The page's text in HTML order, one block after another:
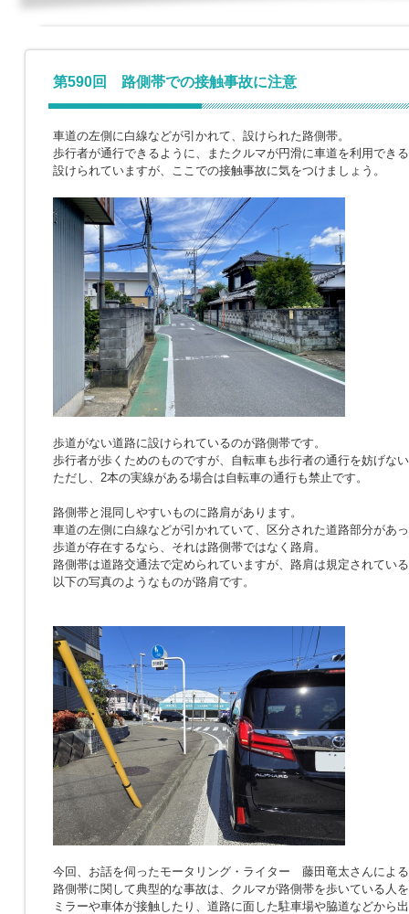
第590回 路側帯での接触事故に注意
車道の左側に白線などが引かれて、設けられた路側帯。
歩行者が通行できるように、またクルマが円滑に車道を利用でき
設けられていますが、ここでの接触事故に気をつけましょう。
歩道がない道路に設けられているのが路側帯です。
歩行者が歩くためのものですが、自転車も歩行者の通行を妨げな
ただし、2本の実線がある場合は自転車の通行も禁止です。
路側帯と混同しやすいものに路肩があります。
車道の左側に白線などが引かれていて、区分された道路部分があ
歩道が存在するなら、それは路側帯ではなく路肩。
路側帯は道路交通法で定められていますが、路肩は規定されてい
以下の写真のようなものが路肩です。
今回、お話を伺ったモータリング・ライター 藤田竜太さんによ
路側帯に関して典型的な事故は、クルマが路側帯を歩いている人
ミラーや車体が接触したり、道路に面した駐車場や脇道などから